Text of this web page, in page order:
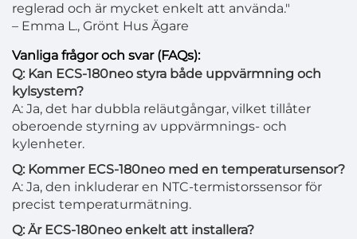
reglerad och är mycket enkelt att använda."
– Emma L., Grönt Hus Ägare
Vanliga frågor och svar (FAQs):
Q: Kan ECS-180neo styra både uppvärmning och
kylsystem?
A: Ja, det har dubbla reläutgångar, vilket tillåter
oberoende styrning av uppvärmnings- och
kylenheter.
Q: Kommer ECS-180neo med en temperatursensor?
A: Ja, den inkluderar en NTC-termistorssensor för
precist temperaturmätning.
Q: Är ECS-180neo enkelt att installera?